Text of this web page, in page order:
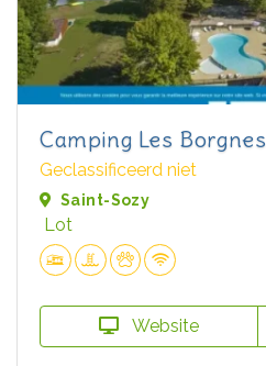
Camping Les Borgnes
Geclassificeerd niet
Saint-Sozy
Lot
Website